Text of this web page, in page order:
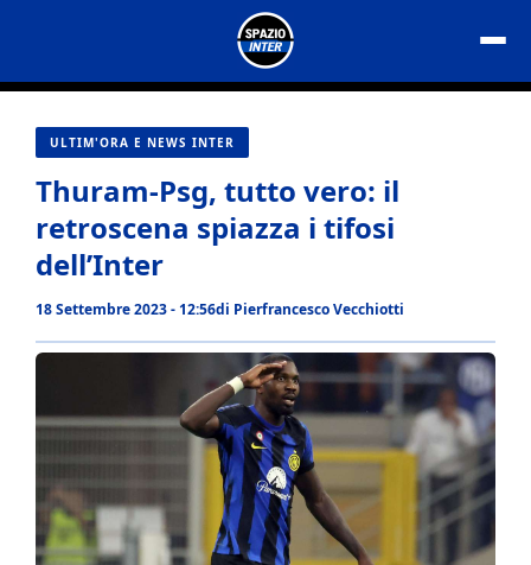
contenuto
ULTIM'ORA E NEWS INTER
Thuram-Psg, tutto vero: il
retroscena spiazza i tifosi
dell’Inter
18 Settembre 2023 - 12:56di Pierfrancesco Vecchiotti